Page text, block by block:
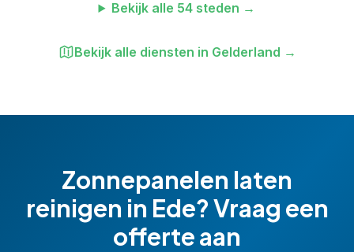
Bekijk alle 54 steden →
Bekijk alle diensten in Gelderland →
Zonnepanelen laten
reinigen in Ede? Vraag een
offerte aan